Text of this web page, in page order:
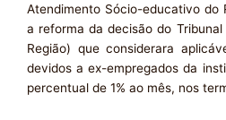
Atendimento Sócio-educativo do
a reforma da decisão do
Região) que considerara
devidos a ex-empregados da
percentual de 1% ao mês, nos